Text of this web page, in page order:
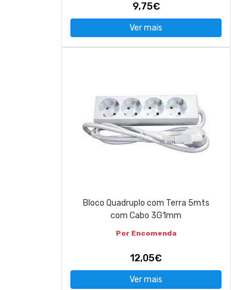
9,75€
Ver mais
Bloco Quadruplo com Terra 5mts
com Cabo 3G1mm
Por Encomenda
12,05€
Ver mais